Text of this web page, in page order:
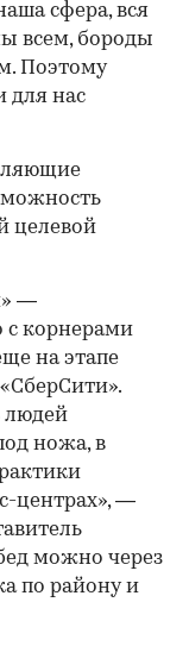
сфера, вся
всем, бороды
Поэтому
для нас
целевой
—
с корнерами
на этапе
людей
ножа, в
центрах», —
можно через
по району и